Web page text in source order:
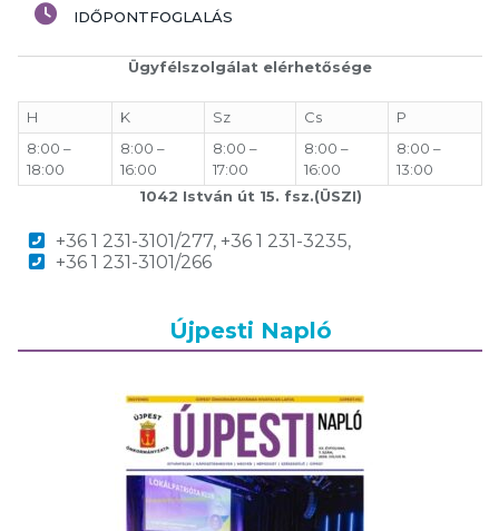
IDŐPONTFOGLALÁS
Ügyfélszolgálat elérhetősége
H K Sz Cs
P
8:00 –
18:00
8:00 –
16:00
8:00 –
17:00
8:00 –
16:00
8:00 –
13:00
1042 István út 15. fsz.(ÜSZI)
+36 1 231-3101/277, +36 1 231-3235,
+36 1 231-3101/266
Újpesti Napló